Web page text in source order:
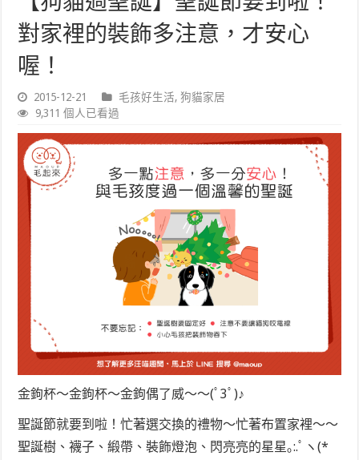
對家裡的裝飾多注意，才安心
喔！
2015-12-21 毛孩好生活,狗貓家居
9,311 個人已看過
金鉤杯～金鉤杯～金鉤偶了威～～(ﾟ3ﾟ)♪
聖誕節就要到啦！忙著選交換的禮物～忙著布置家裡～～
聖誕樹、襪子、緞帶、裝飾燈泡、閃亮亮的星星｡:.ﾟヽ(*